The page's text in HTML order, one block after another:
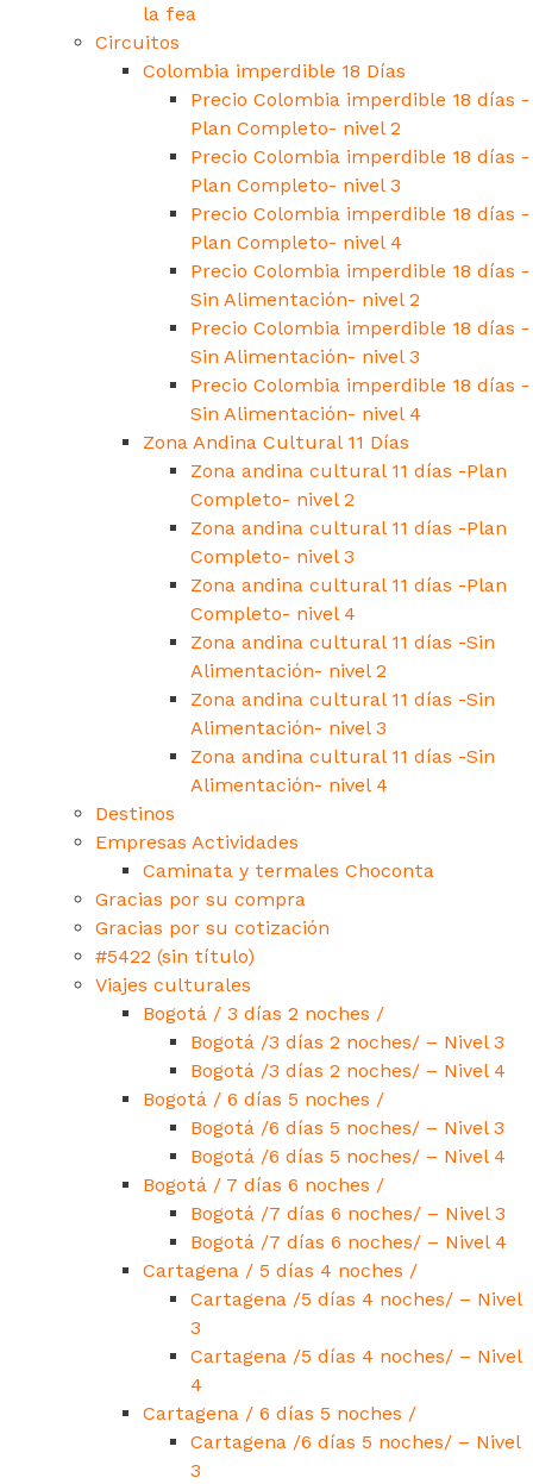
la fea
Circuitos
Colombia imperdible 18 Días
Precio Colombia imperdible 18 días -
Plan Completo- nivel 2
Precio Colombia imperdible 18 días -
Plan Completo- nivel 3
Precio Colombia imperdible 18 días -
Plan Completo- nivel 4
Precio Colombia imperdible 18 días -
Sin Alimentación- nivel 2
Precio Colombia imperdible 18 días -
Sin Alimentación- nivel 3
Precio Colombia imperdible 18 días -
Sin Alimentación- nivel 4
Zona Andina Cultural 11 Días
Zona andina cultural 11 días -Plan
Completo- nivel 2
Zona andina cultural 11 días -Plan
Completo- nivel 3
Zona andina cultural 11 días -Plan
Completo- nivel 4
Zona andina cultural 11 días -Sin
Alimentación- nivel 2
Zona andina cultural 11 días -Sin
Alimentación- nivel 3
Zona andina cultural 11 días -Sin
Alimentación- nivel 4
Destinos
Empresas Actividades
Caminata y termales Choconta
Gracias por su compra
Gracias por su cotización
#5422 (sin título)
Viajes culturales
Bogotá / 3 días 2 noches /
Bogotá /3 días 2 noches/ – Nivel 3
Bogotá /3 días 2 noches/ – Nivel 4
Bogotá / 6 días 5 noches /
Bogotá /6 días 5 noches/ – Nivel 3
Bogotá /6 días 5 noches/ – Nivel 4
Bogotá / 7 días 6 noches /
Bogotá /7 días 6 noches/ – Nivel 3
Bogotá /7 días 6 noches/ – Nivel 4
Cartagena / 5 días 4 noches /
Cartagena /5 días 4 noches/ – Nivel
3
Cartagena /5 días 4 noches/ – Nivel
4
Cartagena / 6 días 5 noches /
Cartagena /6 días 5 noches/ – Nivel
3